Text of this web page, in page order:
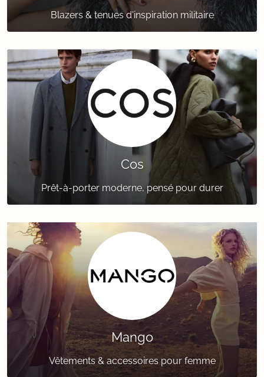
Blazers & tenues d'inspiration militaire
Cos
Prêt-à-porter moderne, pensé pour durer
Mango
Vêtements & accessoires pour femme